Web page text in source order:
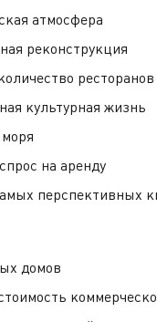
атмосфера
реконструкция
ресторанов
культурная жизнь
на аренду
перспективных
домов